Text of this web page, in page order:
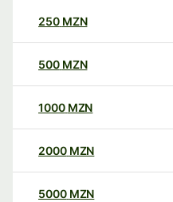
250 MZN
500 MZN
1000 MZN
2000 MZN
5000 MZN